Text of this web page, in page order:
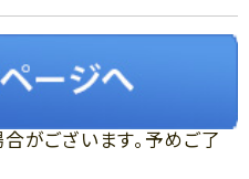
がございます。予めご了